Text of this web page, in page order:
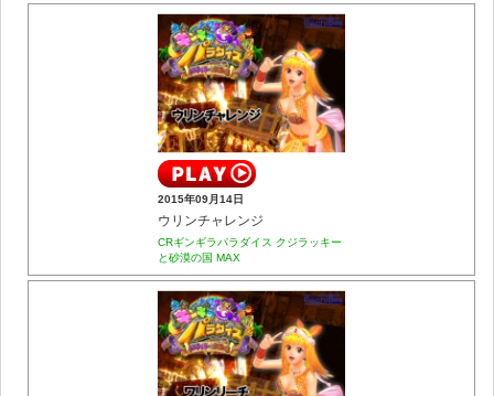
2015年09月14日
ウリンチャレンジ
CRギンギラパラダイス クジラッキー
と砂漠の国 MAX